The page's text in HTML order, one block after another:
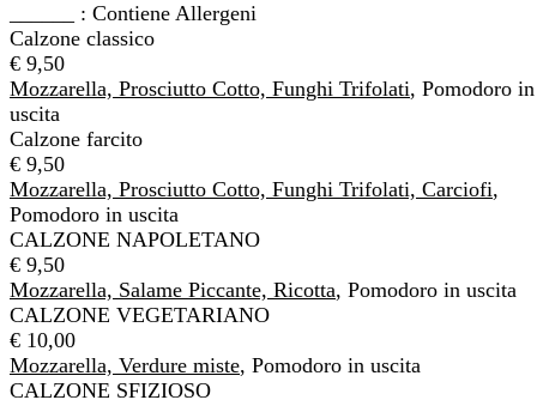
______ : Contiene Allergeni
Calzone classico
€ 9,50
Mozzarella, Prosciutto Cotto, Funghi Trifolati, Pomodoro in
uscita
Calzone farcito
€ 9,50
Mozzarella, Prosciutto Cotto, Funghi Trifolati, Carciofi,
Pomodoro in uscita
CALZONE NAPOLETANO
€ 9,50
Mozzarella, Salame Piccante, Ricotta, Pomodoro in uscita
CALZONE VEGETARIANO
€ 10,00
Mozzarella, Verdure miste, Pomodoro in uscita
CALZONE SFIZIOSO